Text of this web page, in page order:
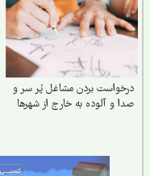
بردن مشاغل پُر سر و
و آلوده به خارج از شهرها